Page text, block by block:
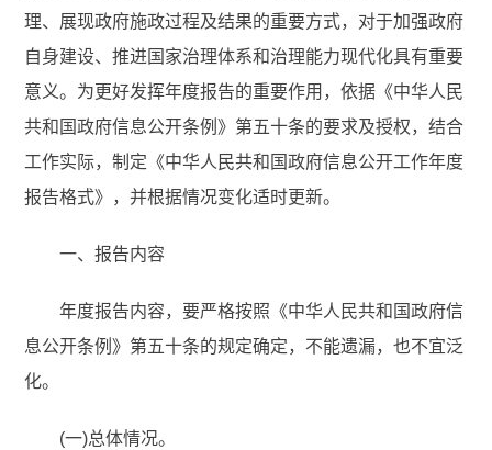
理、展现政府施政过程及结果的重要方式，对于加强政府
自身建设、推进国家治理体系和治理能力现代化具有重要
意义。为更好发挥年度报告的重要作用，依据《中华人民
共和国政府信息公开条例》第五十条的要求及授权，结合
工作实际，制定《中华人民共和国政府信息公开工作年度
报告格式》，并根据情况变化适时更新。
一、报告内容
年度报告内容，要严格按照《中华人民共和国政府信
息公开条例》第五十条的规定确定，不能遗漏，也不宜泛
化。
(一)总体情况。